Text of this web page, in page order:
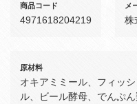
商品コード
4971618204219
メ
株
原材料
オキアミミール、フィッ
ル、ビール酵母、でんぷ